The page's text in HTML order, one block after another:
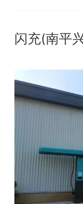
闪充(南平